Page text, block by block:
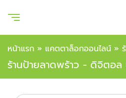
หน้าแรก » แคตตาล็อกออนไลน์ »
ร้านป้ายลาดพร้าว - ดิจิตอล